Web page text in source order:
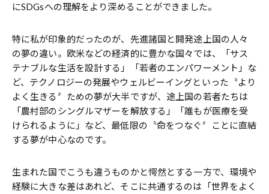
にSDGsへの理解をより深めることができました。
特に私が印象的だったのが、先進諸国と開発途上国の人々
の夢の違い。欧米などの経済的に豊かな国々では、「サス
テナブルな生活を設計する」「若者のエンパワーメント」な
ど、テクノロジーの発展やウェルビーイングといった〝より
よく生きる〞ための夢が大半ですが、途上国の若者たちは
「農村部のシングルマザーを解放する」「誰もが医療を受
けられるように」など、最低限の〝命をつなぐ〞ことに直結
する夢が中心なのです。
生まれた国でこうも違うものかと愕然とする一方で、環境や
経験に大きな差はあれど、そこに共通するのは「世界をよく